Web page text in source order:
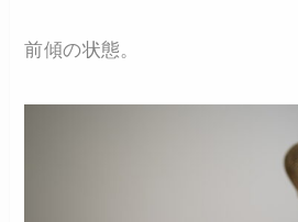
前傾の状態。